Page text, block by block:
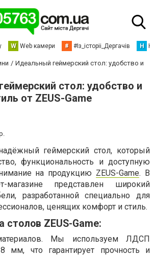
W Web камери # #Із_історіі_Дергачів Н
Идеальный геймерский стол: удобство и
стол: удобство и
от ZEUS-Game
геймерский стол, который
функциональность и доступную
на продукцию ZEUS-Game. В
магазине представлен широкий
разработанной специально для
ценящих комфорт и стиль.
ZEUS-Game:
Мы используем ЛДСП
мм, что гарантирует прочность и